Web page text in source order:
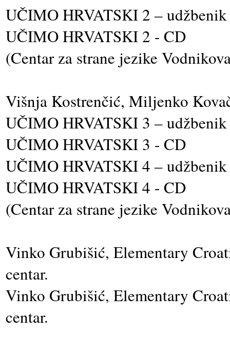
UČIMO HRVATSKI 2 –
UČIMO HRVATSKI 2 - CD
(Centar za strane jezike
Višnja Kostrenčić, Miljenko
UČIMO HRVATSKI 3 –
UČIMO HRVATSKI 3 - CD
UČIMO HRVATSKI 4 –
UČIMO HRVATSKI 4 - CD
(Centar za strane jezike
Vinko Grubišić, Elementary
centar.
Vinko Grubišić, Elementary
centar.